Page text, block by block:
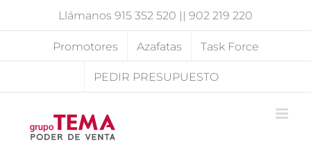
Llámanos 915 352 520 || 902 219 220
Promotores Azafatas Task Force
PEDIR PRESUPUESTO